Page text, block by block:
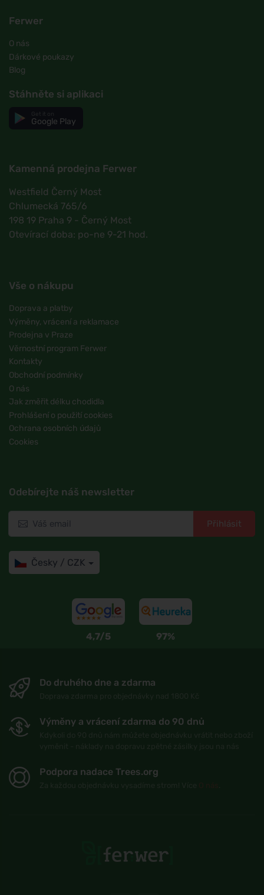
Ferwer
O nás
Dárkové poukazy
Blog
Stáhněte si aplikaci
Google Play
Kamenná prodejna Ferwer
Westfield Černý Most
Chlumecká 765/6
198 19 Praha 9 - Černý Most
Otevírací doba: po-ne 9-21 hod.
Vše o nákupu
Doprava a platby
Výměny, vrácení a reklamace
Prodejna v Praze
Věrnostní program Ferwer
Kontakty
Obchodní podmínky
O nás
Jak změřit délku chodidla
Prohlášení o použití cookies
Ochrana osobních údajů
Cookies
Odebírejte náš newsletter
Přihlásit
Česky / CZK
4,7/5 97%
Do druhého dne a zdarma
Výměny a vrácení zdarma do 90 dnů
Podpora nadace Trees.org